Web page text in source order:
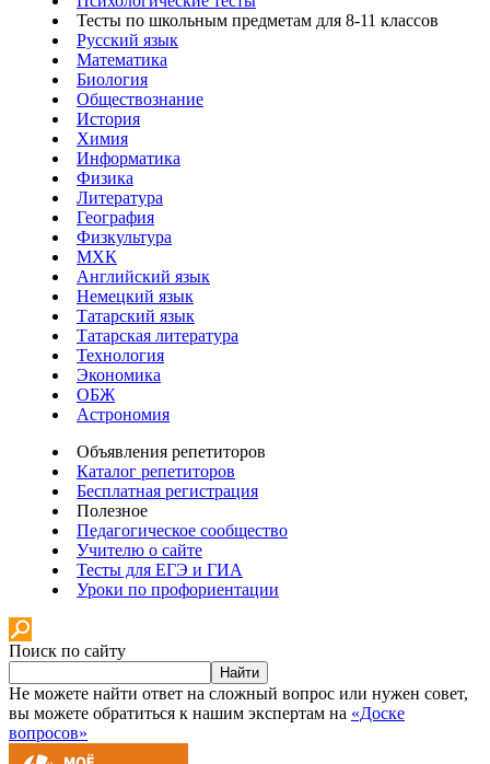
Тесты по школьным предметам для 8-11 классов
Русский язык
Математика
Биология
Обществознание
История
Химия
Информатика
Физика
Литература
География
Физкультура
МХК
Английский язык
Немецкий язык
Татарский язык
Татарская литература
Технология
Экономика
ОБЖ
Астрономия
Объявления репетиторов
Каталог репетиторов
Бесплатная регистрация
Полезное
Педагогическое сообщество
Учителю о сайте
Тесты для ЕГЭ и ГИА
Уроки по профориентации
Поиск по сайту
Найти
Не можете найти ответ на сложный вопрос или нужен совет,
вы можете обратиться к нашим экспертам на «Доске
вопросов»